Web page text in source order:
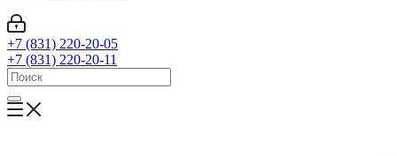
+7 (831) 220-20-05
+7 (831) 220-20-11